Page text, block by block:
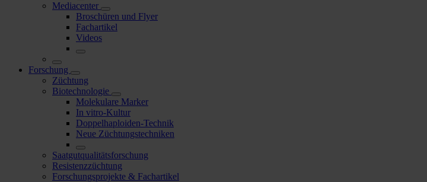
Mediacenter
Broschüren und Flyer
Fachartikel
Videos
Forschung
Züchtung
Biotechnologie
Molekulare Marker
In vitro-Kultur
Doppelhaploiden-Technik
Neue Züchtungstechniken
Saatgutqualitätsforschung
Resistenzzüchtung
Forschungsprojekte & Fachartikel